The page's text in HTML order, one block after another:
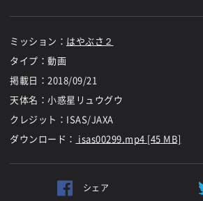
ミッション： はやぶさ２
タイプ：動画
掲載日： 2018/09/21
天体名：小惑星リュウグウ
クレジット：ISAS/JAXA
ダウンロード： isas00299.mp4 [45 MB]
シェア